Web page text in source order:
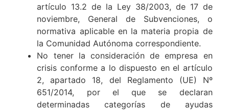
artículo 13.2 de la Ley 38/2003, de 17 de
noviembre, General de Subvenciones, o
normativa aplicable en la materia propia de
la Comunidad Autónoma correspondiente.
No tener la consideración de empresa en
crisis conforme a lo dispuesto en el artículo
2, apartado 18, del Reglamento (UE) Nº
651/2014, por el que se declaran
determinadas categorías de ayudas